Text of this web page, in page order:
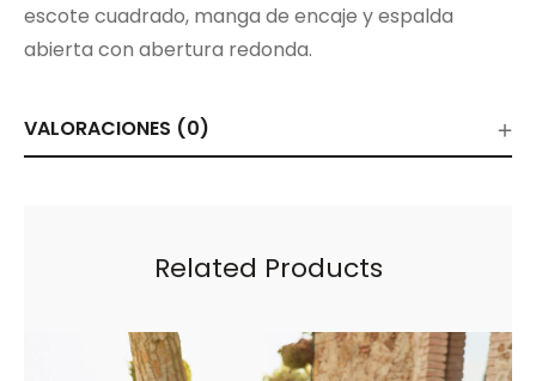
escote cuadrado, manga de encaje y espalda
abierta con abertura redonda.
VALORACIONES (0)
Related Products